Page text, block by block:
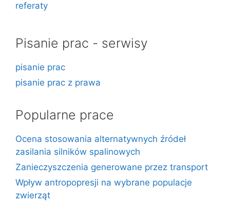
referaty
Pisanie prac - serwisy
pisanie prac
pisanie prac z prawa
Popularne prace
Ocena stosowania alternatywnych źródeł
zasilania silników spalinowych
Zanieczyszczenia generowane przez transport
Wpływ antropopresji na wybrane populacje
zwierząt